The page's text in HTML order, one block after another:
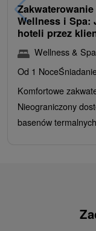
Wellness i Spa:
hoteli przez
Wellness &
Od 1 Noce
Komfortowe
Nieograniczony
basenów